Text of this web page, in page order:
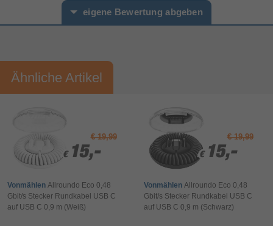
Gewicht 52 g
Breite
Tiefe
Eingangsspannung
Garantiezeit
Technische Details
Kabelloses Aufladen
eigene Bewertung abgeben
Ihre Bewertung:
Ähnliche Artikel
€ 19,99
€ 15,-
€ 15,-
Vonmählen Allroundo Eco 0,48
Gbit/s Stecker Rundkabel USB C
auf USB C 0,9 m (Weiß)
€ 19,99
€ 15,-
€ 15,-
Vonmählen Allroundo Eco 0,48
Gbit/s Stecker Rundkabel USB C
auf USB C 0,9 m (Schwarz)